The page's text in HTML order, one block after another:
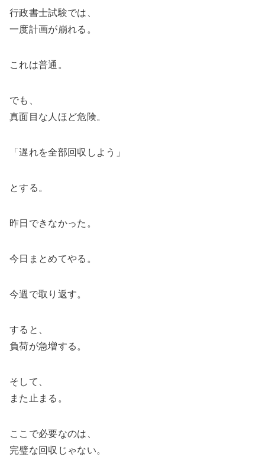
行政書士試験では、
一度計画が崩れる。
これは普通。
でも、
真面目な人ほど危険。
「遅れを全部回収しよう」
とする。
昨日できなかった。
今日まとめてやる。
今週で取り返す。
すると、
負荷が急増する。
そして、
また止まる。
ここで必要なのは、
完璧な回収じゃない。